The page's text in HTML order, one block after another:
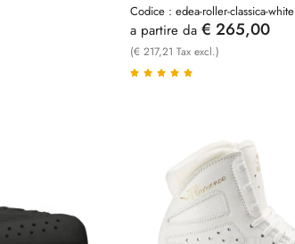
Codice : edea-roller-classica-white
a partire da € 265,00
(€ 217,21 Tax excl.)